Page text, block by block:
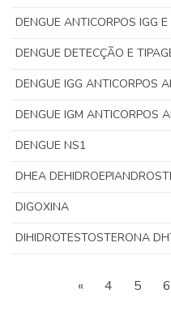
DENGUE ANTICORPOS IGG
DENGUE DETECÇÃO E
DENGUE IGG ANTICORPOS
DENGUE IGM ANTICORPOS
DENGUE NS1
DHEA
DIGOXINA
DIHIDROTESTOSTERONA
« 4 5 6